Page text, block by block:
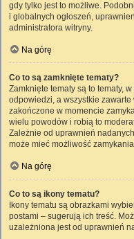
gdy tylko jest to możliwe.
i globalnych ogłoszeń,
administratora witryny.
Na górę
Co to są zamknięte tematy?
Zamknięte tematy są to tematy,
odpowiedzi, a wszystkie zawarte
zakończone w momencie
wielu powodów i robią to
Zależnie od uprawnień
może mieć możliwość
Na górę
Co to są ikony tematu?
Ikony tematu są obrazkami
postami – sugerują ich treść.
uzależniona jest od uprawnień